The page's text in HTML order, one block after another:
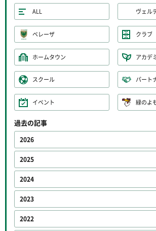
ALL ヴェル
ベレーザ クラブ
ホームタウン アカデ
スクール パート
イベント 緑のよ
過去の記事
2026
2025
2024
2023
2022